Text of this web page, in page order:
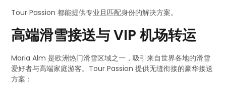
Tour Passion 都能提供专业且匹配身份的解决方案。
高端滑雪接送与 VIP 机场转运
Maria Alm 是欧洲热门滑雪区域之一，吸引来自世界各地的滑雪
爱好者与高端家庭游客。Tour Passion 提供无缝衔接的豪华接送
方案：